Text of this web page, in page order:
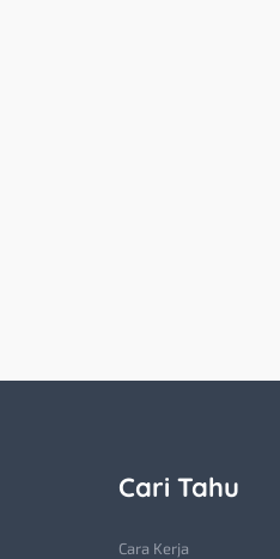
Cari Tahu
Cara Kerja